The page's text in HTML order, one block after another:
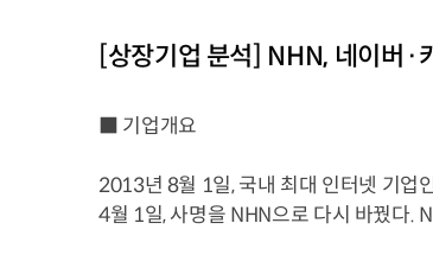
[상장기업 분석] NHN, 네이버·
■ 기업개요
2013년 8월 1일, 국내 최대 인터넷 기업
4월 1일, 사명을 NHN으로 다시 바꿨다.